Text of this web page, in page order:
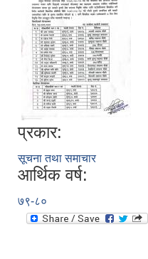
प्रकार:
सूचना तथा समाचार
आर्थिक वर्ष:
७९-८०